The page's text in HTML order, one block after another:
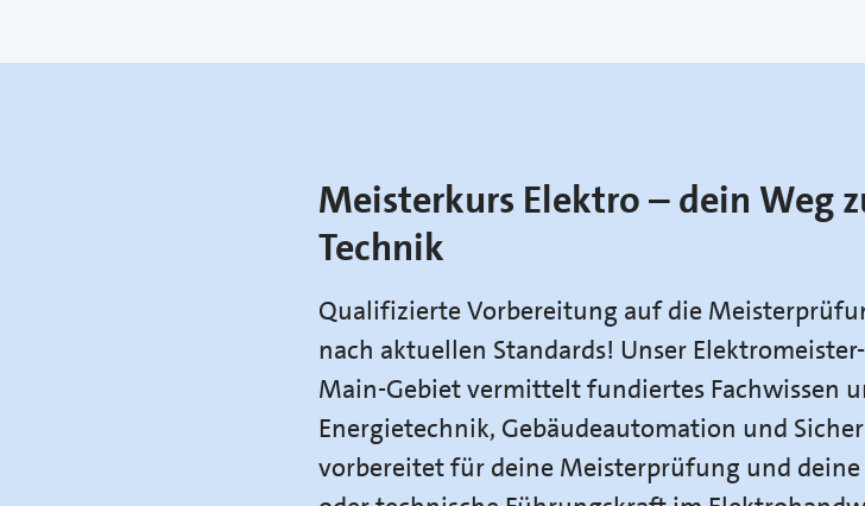
Meisterkurs Elektro – dein Weg
Technik
Qualifizierte Vorbereitung auf die
nach aktuellen Standards! Unser
Main-Gebiet vermittelt fundiertes Fachwissen
Energietechnik, Gebäudeautomation und
vorbereitet für deine Meisterprüfung und deine